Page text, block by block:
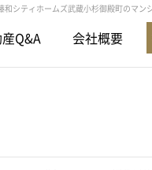
和シティホームズ武蔵小杉御殿町のマン
Q&A 会社概要